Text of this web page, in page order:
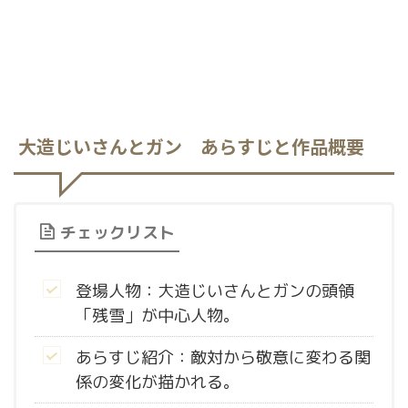
大造じいさんとガン あらすじと作品概要
チェックリスト
登場人物：大造じいさんとガンの頭領
「残雪」が中心人物。
あらすじ紹介：敵対から敬意に変わる関
係の変化が描かれる。